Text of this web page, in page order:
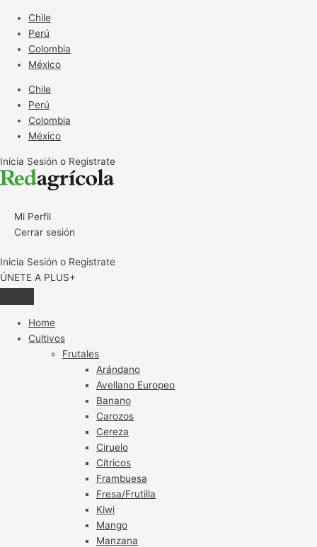
contenido
Chile
Perú
Colombia
México
Chile
Perú
Colombia
México
Inicia Sesión o Registrate
Mi Perfil
Cerrar sesión
Inicia Sesión o Registrate
ÚNETE A PLUS+
Home
Cultivos
Frutales
Arándano
Avellano Europeo
Banano
Carozos
Cereza
Ciruelo
Cítricos
Frambuesa
Fresa/Frutilla
Kiwi
Mango
Manzana